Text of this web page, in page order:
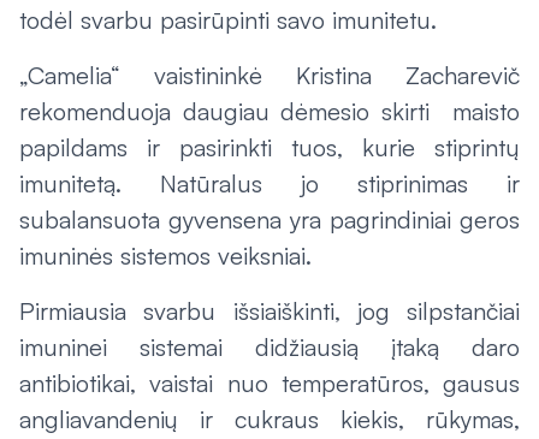
todėl svarbu pasirūpinti savo imunitetu.
„Camelia“ vaistininkė Kristina Zacharevič
rekomenduoja daugiau dėmesio skirti maisto
papildams ir pasirinkti tuos, kurie stiprintų
imunitetą. Natūralus jo stiprinimas ir
subalansuota gyvensena yra pagrindiniai geros
imuninės sistemos veiksniai.
Pirmiausia svarbu išsiaiškinti, jog silpstančiai
imuninei sistemai didžiausią įtaką daro
antibiotikai, vaistai nuo temperatūros, gausus
angliavandenių ir cukraus kiekis, rūkymas,